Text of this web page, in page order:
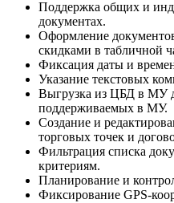
Поддержка общих и
документах.
Оформление
скидками в табличной
Фиксация даты и
Указание текстовых
Выгрузка из ЦБД в МУ
поддерживаемых в МУ.
Создание и
торговых точек и
Фильтрация списка
критериям.
Планирование и
Фиксирование GPS-